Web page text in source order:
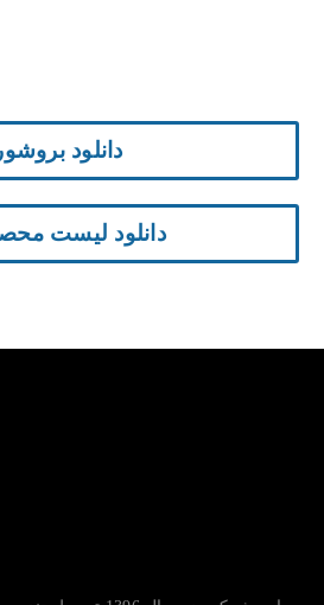
دانلود بروشور
دانلود لیست